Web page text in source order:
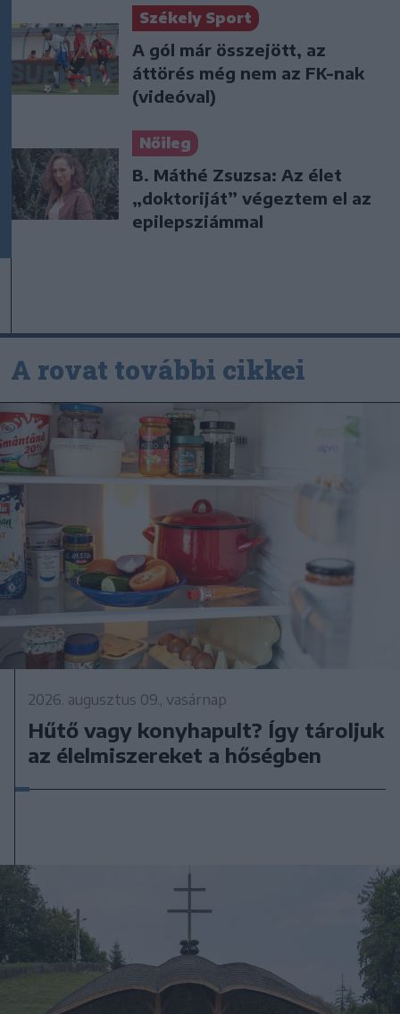
Székely Sport
A gól már összejött, az
áttörés még nem az FK-nak
(videóval)
Nőileg
B. Máthé Zsuzsa: Az élet
„doktoriját” végeztem el az
epilepsziámmal
A rovat további cikkei
2026. augusztus 09., vasárnap
Hűtő vagy konyhapult? Így tároljuk
az élelmiszereket a hőségben